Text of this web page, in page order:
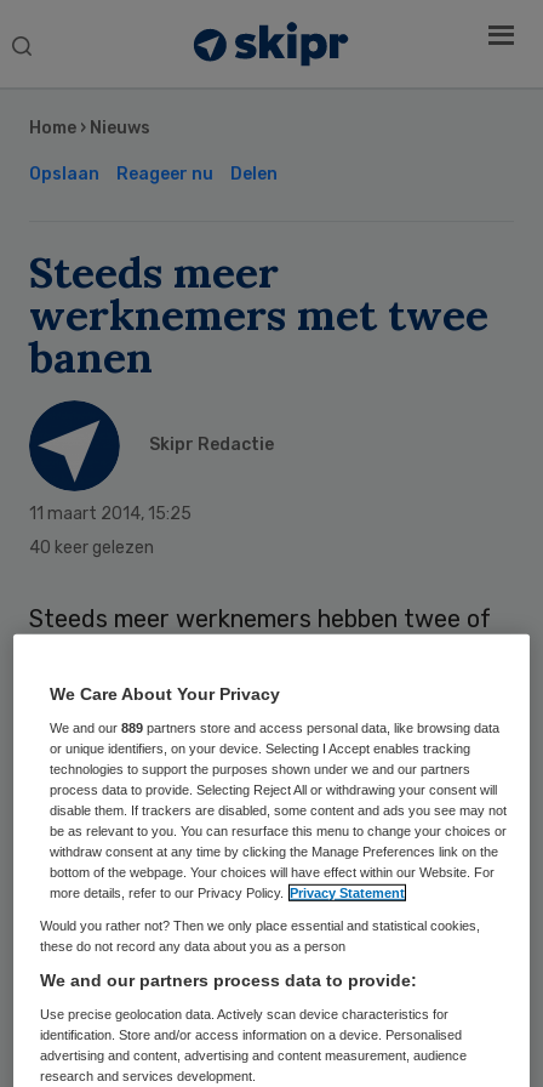
Search
Home › Nieuws
Opslaan Reageer nu Delen
Steeds meer
werknemers met twee
banen
Skipr Redactie
11 maart 2014, 15:25
40 keer gelezen
Steeds meer werknemers hebben twee of
met de Arbeidstijdenwet zorgen.
Een werkjgever is niet verantwoordelijk
voor de arbeidsomstandigheden van een
medewerker bij een andere werkgever. Wel
moet hij rekening houden met de
Arbeidstijdenwet en het
Arbeidstijdenbesluit. Als een werknemer ook
voor een andere organisatie
werkzaamheden verricht, kunnen
problemen ontstaan met hetmaximale
aantal urendat hij mag werken.
Sidebar
We Care About Your Privacy
We and our889 partners store and access personal data, like browsing data
or unique identifiers, on your device. Selecting I Accept enables tracking
technologies to support the purposes shown under we and our partners
process data to provide. Selecting Reject All or withdrawing your consent will
disable them. If trackers are disabled, some content and ads you see may not
be as relevant to you. You can resurface this menu to change your choices or
withdraw consent at any time by clicking the Manage Preferences link on the
bottom of the webpage. Your choices will have effect within our Website. For
more details, refer to our Privacy Policy.
Privacy Statement
Would you rather not? Then we only place essential and statistical cookies,
these do not record any data about you as a person
We and our partners process data to provide:
Use precise geolocation data. Actively scan device characteristics for
identification. Store and/or access information on a device. Personalised
advertising and content, advertising and content measurement, audience
research and services development.